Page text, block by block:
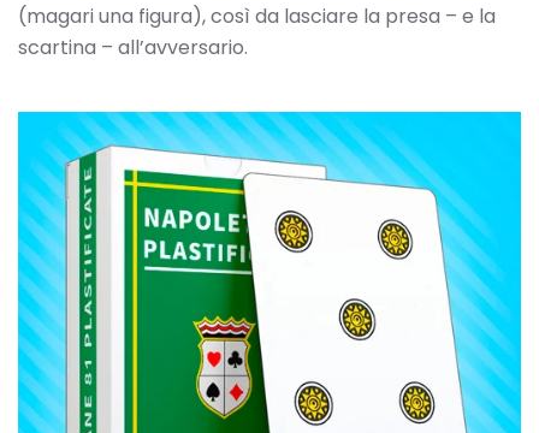
(magari una figura), così da lasciare la presa – e la
scartina – all’avversario.